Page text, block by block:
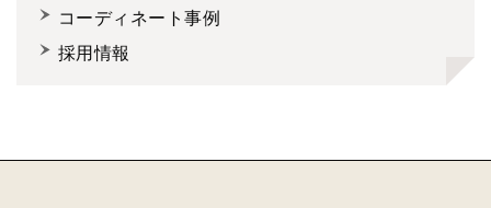
コーディネート事例
採用情報